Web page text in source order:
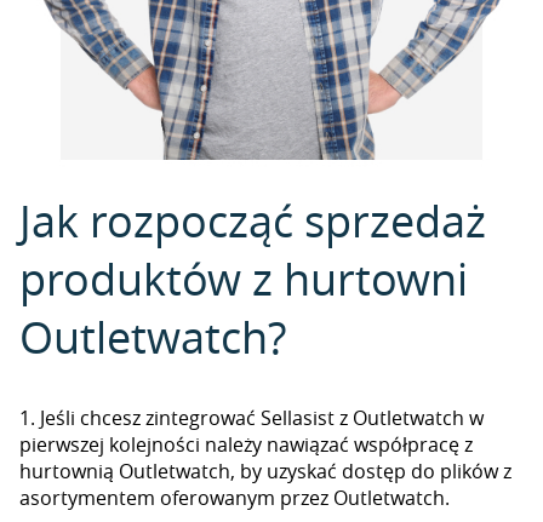
Jak rozpocząć sprzedaż
produktów z hurtowni
Outletwatch?
1. Jeśli chcesz zintegrować Sellasist z Outletwatch w
pierwszej kolejności należy nawiązać współpracę z
hurtownią Outletwatch, by uzyskać dostęp do plików z
asortymentem oferowanym przez Outletwatch.